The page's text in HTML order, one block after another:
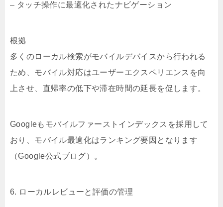
– タッチ操作に最適化されたナビゲーション
根拠
多くのローカル検索がモバイルデバイスから行われる
ため、モバイル対応はユーザーエクスペリエンスを向
上させ、直帰率の低下や滞在時間の延長を促します。
Googleもモバイルファーストインデックスを採用して
おり、モバイル最適化はランキング要因となります
（Google公式ブログ）。
6. ローカルレビューと評価の管理